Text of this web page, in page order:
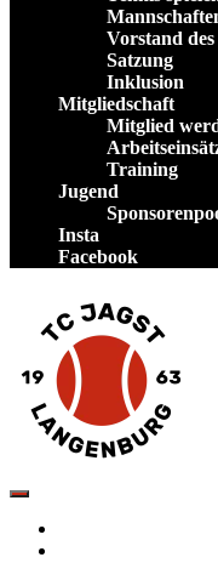
Vorstand
Satzung
Inklusion
Mitgliedschaft
Mitglied
Training
Jugend
Insta
Facebook